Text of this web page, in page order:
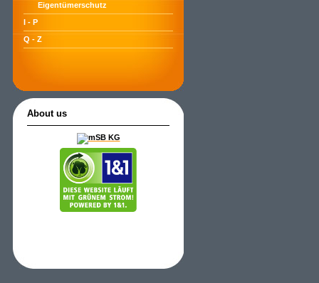
Eigentümerschutz
I - P
Q - Z
About us